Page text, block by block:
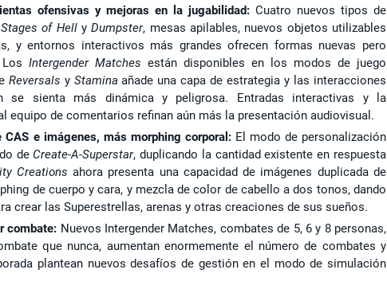
ofensivas y mejoras en la jugabilidad: Cuatro nuevos tipos de
of HellyDumpster, mesas apilables, nuevos objetos utilizables
y entornos interactivos más grandes ofrecen formas nuevas pero
Intergender Matches están disponibles en los modos de juego
Reversals y Staminaañade una capa de estrategia y las interacciones
se sienta más dinámica y peligrosa. Entradas interactivas y la
equipo de comentarios refinan aún más la presentación audiovisual.
e imágenes, más morphing corporal:El modo de personalización
de Create-A-Superstar, duplicando la cantidad existente en respuesta
Creations ahora presenta una capacidad de imágenes duplicada de
de cuerpo y cara, y mezcla de color de cabello a dos tonos, dando
crear las Superestrellas, arenas y otras creaciones de sus sueños.
combate: Nuevos Intergender Matches, combates de 5, 6 y 8 personas,
que nunca, aumentan enormemente el número de combates y
plantean nuevos desafíos de gestión en el modo de simulación